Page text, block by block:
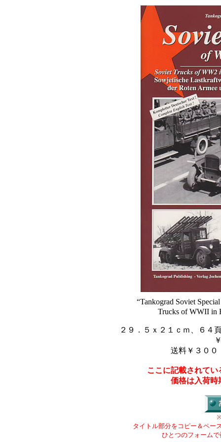
“Tankograd Soviet
Trucks of WWII in
２９．５ｘ２１ｃｍ、６４
送料￥３００
ここに記載されて
価格は入荷時
タイトル部分をコピー＆ペー
ひとつのフォーム